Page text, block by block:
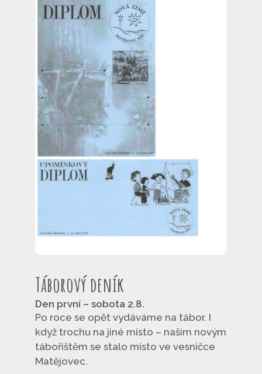
Táborový deník
Den první – sobota 2.8.
Po roce se opět vydáváme na tábor. I
když trochu na jiné místo – našim novým
tábořištěm se stalo místo ve vesničce
Matějovec.